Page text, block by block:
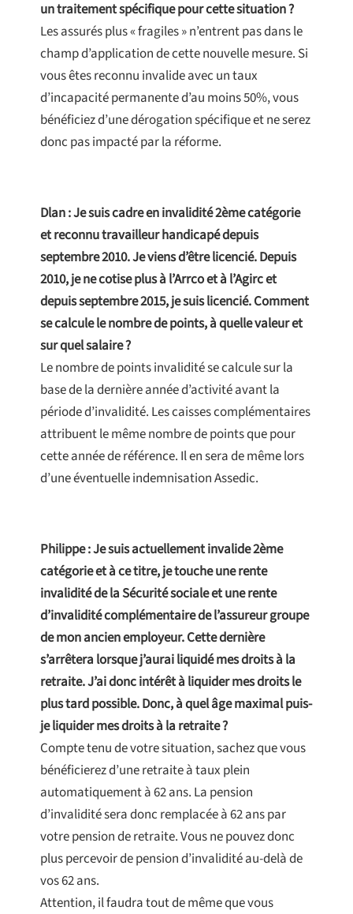
un traitement spécifique pour cette situation ?
Les assurés plus « fragiles » n’entrent pas dans le
champ d’application de cette nouvelle mesure. Si
vous êtes reconnu invalide avec un taux
d’incapacité permanente d’au moins 50%, vous
bénéficiez d’une dérogation spécifique et ne serez
donc pas impacté par la réforme.
Dlan : Je suis cadre en invalidité 2ème catégorie
et reconnu travailleur handicapé depuis
septembre 2010. Je viens d’être licencié. Depuis
2010, je ne cotise plus à l’Arrco et à l’Agirc et
depuis septembre 2015, je suis licencié. Comment
se calcule le nombre de points, à quelle valeur et
sur quel salaire ?
Le nombre de points invalidité se calcule sur la
base de la dernière année d’activité avant la
période d’invalidité. Les caisses complémentaires
attribuent le même nombre de points que pour
cette année de référence. Il en sera de même lors
d’une éventuelle indemnisation Assedic.
Philippe : Je suis actuellement invalide 2ème
catégorie et à ce titre, je touche une rente
invalidité de la Sécurité sociale et une rente
d’invalidité complémentaire de l’assureur groupe
de mon ancien employeur. Cette dernière
s’arrêtera lorsque j’aurai liquidé mes droits à la
retraite. J’ai donc intérêt à liquider mes droits le
plus tard possible. Donc, à quel âge maximal puis-
je liquider mes droits à la retraite ?
Compte tenu de votre situation, sachez que vous
bénéficierez d’une retraite à taux plein
automatiquement à 62 ans. La pension
d’invalidité sera donc remplacée à 62 ans par
votre pension de retraite. Vous ne pouvez donc
plus percevoir de pension d’invalidité au-delà de
vos 62 ans.
Attention, il faudra tout de même que vous